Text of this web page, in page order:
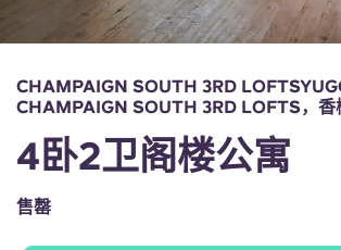
English (GB)
Chinese
选择一个国家
选择一间公寓
登录
立即预订
CHAMPAIGN SOUTH 3RD
CHAMPAIGN SOUTH 3RD LOFTS，香
4卧2卫阁楼公寓
售罄